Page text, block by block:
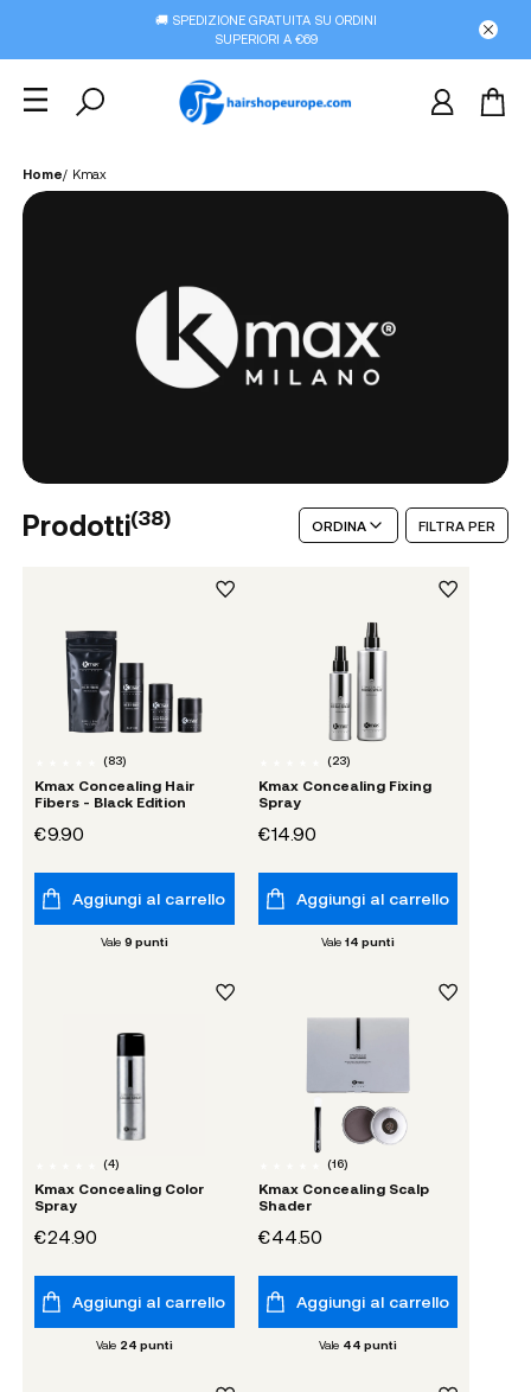
🚚 SPEDIZIONE GRATUITA SU ORDINI
SUPERIORI A €69
Home/ Kmax
Prodotti(38) ORDINA FILTRA PER
(83)
Kmax Concealing Hair
Fibers - Black Edition
€9.90
Aggiungi al carrello
Vale 9 punti
(23)
Kmax Concealing Fixing
Spray
€14.90
Aggiungi al carrello
Vale 14 punti
(4)
Kmax Concealing Color
Spray
€24.90
Aggiungi al carrello
Vale 24 punti
(16)
Kmax Concealing Scalp
Shader
€44.50
Aggiungi al carrello
Vale 44 punti